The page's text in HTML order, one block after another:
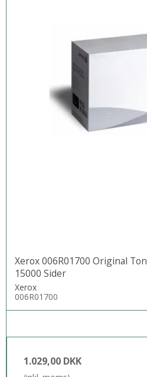
Xerox 006R01700 Original
15000 Sider
Xerox
006R01700
1.029,00 DKK